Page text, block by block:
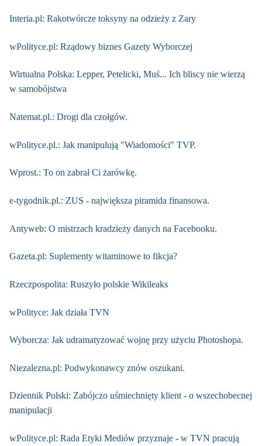
Interia.pl: Rakotwórcze toksyny na odzieży z Zary
wPolityce.pl: Rządowy biznes Gazety Wyborczej
Wirtualna Polska: Lepper, Petelicki, Muś... Ich bliscy nie wierzą
w samobójstwa
Natemat.pl.: Drogi dla czołgów.
wPolityce.pl.: Jak manipulują "Wiadomości" TVP.
Wprost.: To on zabrał Ci żarówkę.
e-tygodnik.pl.: ZUS - największa piramida finansowa.
Antyweb: O mistrzach kradzieży danych na Facebooku.
Gazeta.pl: Suplementy witaminowe to fikcja?
Rzeczpospolita: Ruszyło polskie Wikileaks
wPolityce: Jak działa TVN
Wyborcza: Jak udramatyzować wojnę przy użyciu Photoshopa.
Niezalezna.pl: Podwykonawcy znów oszukani.
Dziennik Polski: Zabójczo uśmiechnięty klient - o wszechobecnej
manipulacji
wPolityce.pl: Rada Etyki Mediów przyznaje - w TVN pracują